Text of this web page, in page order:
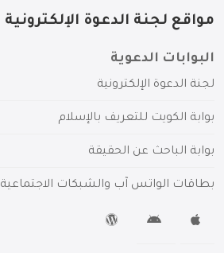
مواقع لجنة الدعوة الإلكترونية
البوابات الدعوية
لجنة الدعوة الإلكترونية
بوابة الكويت للتعريف بالإسلام
بوابة الباحث عن الحقيقة
بطاقات الواتس آب والشبكات الاجتماعية